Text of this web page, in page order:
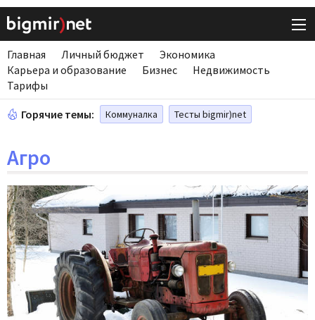
Главная Личный бюджет
Экономика
Карьера и образование
Бизнес
Недвижимость
Тарифы
Горячие темы: Коммуналка Тесты bigmir)net
Агро